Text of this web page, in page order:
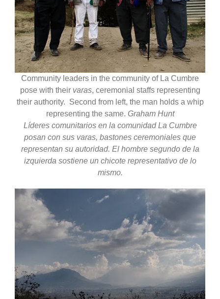
Community leaders in the community of La Cumbre
pose with their varas, ceremonial staffs representing
their authority. Second from left, the man holds a whip
representing the same. Graham Hunt
Líderes comunitarios en la comunidad La Cumbre
posan con sus varas, bastones ceremoniales que
representan su autoridad. El hombre segundo de la
izquierda sostiene un chicote representativo de lo
mismo.